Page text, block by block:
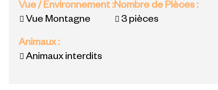
Vue / Environnement:
Vue Montagne
Nombre de Pièces :
3 pièces
Animaux:
Animaux interdits